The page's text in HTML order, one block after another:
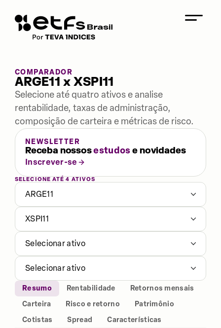
COMPARADOR
ARGE11 x XSPI11
Selecione até quatro ativos e analise
rentabilidade, taxas de administração,
composição de carteira e métricas de risco.
NEWSLETTER
Receba nossosestudose novidades
Inscrever-se
SELECIONE ATÉ 4 ATIVOS
ARGE11
XSPI11
Selecionar ativo
Selecionar ativo
Resumo Rentabilidade
Retornos mensais
Carteira
Risco e retorno
Patrimônio
Cotistas
Spread Características